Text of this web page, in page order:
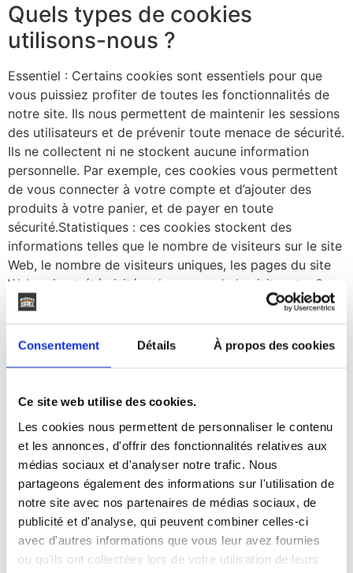
Consentement Détails À propos des cookies
Ce site web utilise des cookies.
Les cookies nous permettent de personnaliser le contenu
et les annonces, d'offrir des fonctionnalités relatives aux
médias sociaux et d'analyser notre trafic. Nous
partageons également des informations sur l'utilisation de
notre site avec nos partenaires de médias sociaux, de
publicité et d'analyse, qui peuvent combiner celles-ci
avec d'autres informations que vous leur avez fournies
ou qu'ils ont collectées lors de votre utilisation de leurs
Quels types de cookies
utilisons-nous ?
Essentiel : Certains cookies sont essentiels pour que
vous puissiez profiter de toutes les fonctionnalités de
notre site. Ils nous permettent de maintenir les sessions
des utilisateurs et de prévenir toute menace de sécurité.
Ils ne collectent ni ne stockent aucune information
personnelle. Par exemple, ces cookies vous permettent
de vous connecter à votre compte et d’ajouter des
produits à votre panier, et de payer en toute
sécurité.Statistiques : ces cookies stockent des
informations telles que le nombre de visiteurs sur le site
Web, le nombre de visiteurs uniques, les pages du site
Web qui ont été visitées, la source de la visite, etc. Ces
données nous aident à comprendre et à analyser les
amélioré.Marketing : Les informations stockées dans
publicités sur d’autres sites Web sur le
certaines fonctionnalités non essentielles sur notre site
Web. Ces fonctionnalités incluent l’intégration de
contenu comme des vidéos ou le partage de contenu
du site Web sur des plateformes de médias
sociaux.Préférences : ces cookies nous aident à stocker
vos paramètres et vos préférences de navigation,
comme les préférences linguistiques, afin que vous ayez
une expérience meilleure et efficace lors de vos